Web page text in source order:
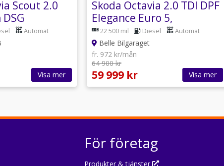
Scout 2.0
Automat
Visa mer
Skoda Octavia 2.0 TDI DPF
Elegance Euro 5,
Svensksåld. Dragkrok.
22 500 mil Diesel Automat
Belle Bilgaraget
fr. 972 kr/mån
64 900 kr
59 999 kr Visa mer
För företag
Produkter & tjänster